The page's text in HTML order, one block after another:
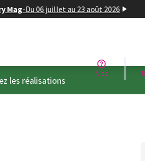
Mag-Du 06 juillet au 23 août 2026
Aide
les réalisations